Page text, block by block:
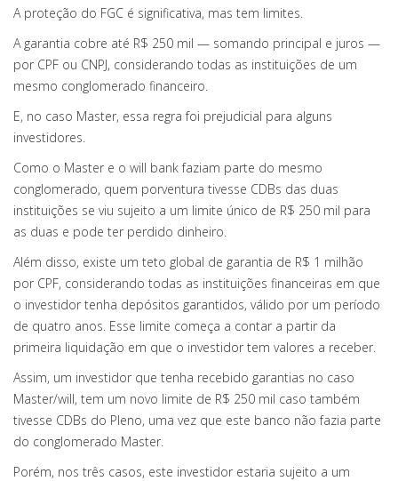
A proteção do FGC é significativa, mas tem limites.
A garantia cobre até R$ 250 mil — somando principal e juros —
por CPF ou CNPJ, considerando todas as instituições de um
mesmo conglomerado financeiro.
E, no caso Master, essa regra foi prejudicial para alguns
investidores.
Como o Master e o will bank faziam parte do mesmo
conglomerado, quem porventura tivesse CDBs das duas
instituições se viu sujeito a um limite único de R$ 250 mil para
as duas e pode ter perdido dinheiro.
Além disso, existe um teto global de garantia de R$ 1 milhão
por CPF, considerando todas as instituições financeiras em que
o investidor tenha depósitos garantidos, válido por um período
de quatro anos. Esse limite começa a contar a partir da
primeira liquidação em que o investidor tem valores a receber.
Assim, um investidor que tenha recebido garantias no caso
Master/will, tem um novo limite de R$ 250 mil caso também
tivesse CDBs do Pleno, uma vez que este banco não fazia parte
do conglomerado Master.
Porém, nos três casos, este investidor estaria sujeito a um